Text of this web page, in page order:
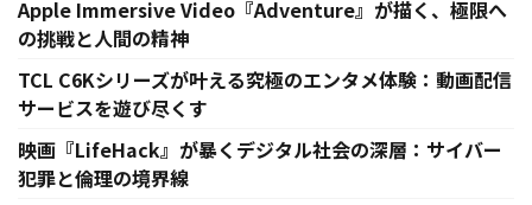
Apple Immersive Video『Adventure』が描く、極限へ
の挑戦と人間の精神
TCL C6Kシリーズが叶える究極のエンタメ体験：動画配信
サービスを遊び尽くす
映画『LifeHack』が暴くデジタル社会の深層：サイバー
犯罪と倫理の境界線